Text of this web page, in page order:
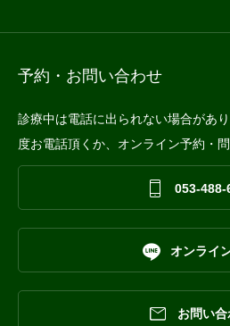
予約・お問い合わせ
診療中は電話に出られない場合があ
度お電話頂くか、オンライン予約・
 053-488-
 オンライ
 お問い